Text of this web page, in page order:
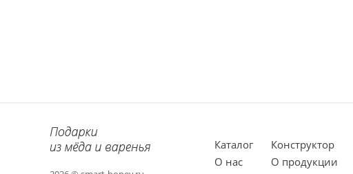
Каталог Конструктор
О нас
О продукции